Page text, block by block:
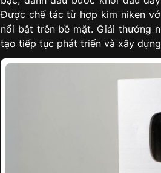
Được chế tác từ hợp kim niken
nổi bật trên bề mặt. Giải thưởng
tạo tiếp tục phát triển và xây